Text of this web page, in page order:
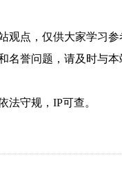
观点，仅供大家学习参
名誉问题，请及时与
法守规，IP可查。